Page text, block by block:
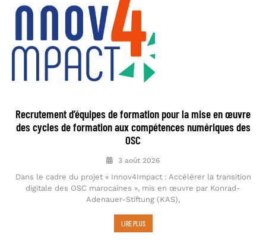
Recrutement d’équipes de formation pour la mise en œuvre
des cycles de formation aux compétences numériques des
OSC
3 août 2026
Dans le cadre du projet « Innov4Impact : Accélérer la transition
digitale des OSC marocaines », mis en œuvre par Konrad-
Adenauer-Stiftung (KAS),
LIRE PLUS